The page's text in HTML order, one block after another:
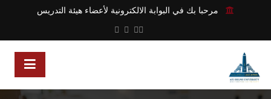
مرحبا بك في البوابة الالكترونية لأعضاء هيئة التدريس